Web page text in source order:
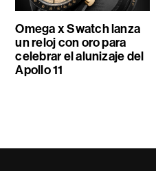
Omega x Swatch lanza
un reloj con oro para
celebrar el alunizaje del
Apollo 11